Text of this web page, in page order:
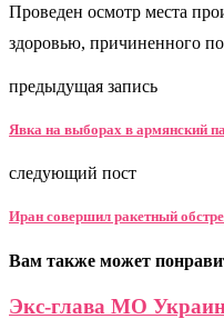
Проведен осмотр места
здоровью, причиненного
предыдущая запись
Явка на выборах в армянский
следующий пост
Иран совершил ракетный
Вам также может
Экс-глава МО